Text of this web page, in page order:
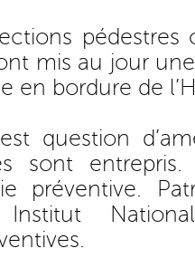
mis au jour
en bordure de
question
sont
préventive.